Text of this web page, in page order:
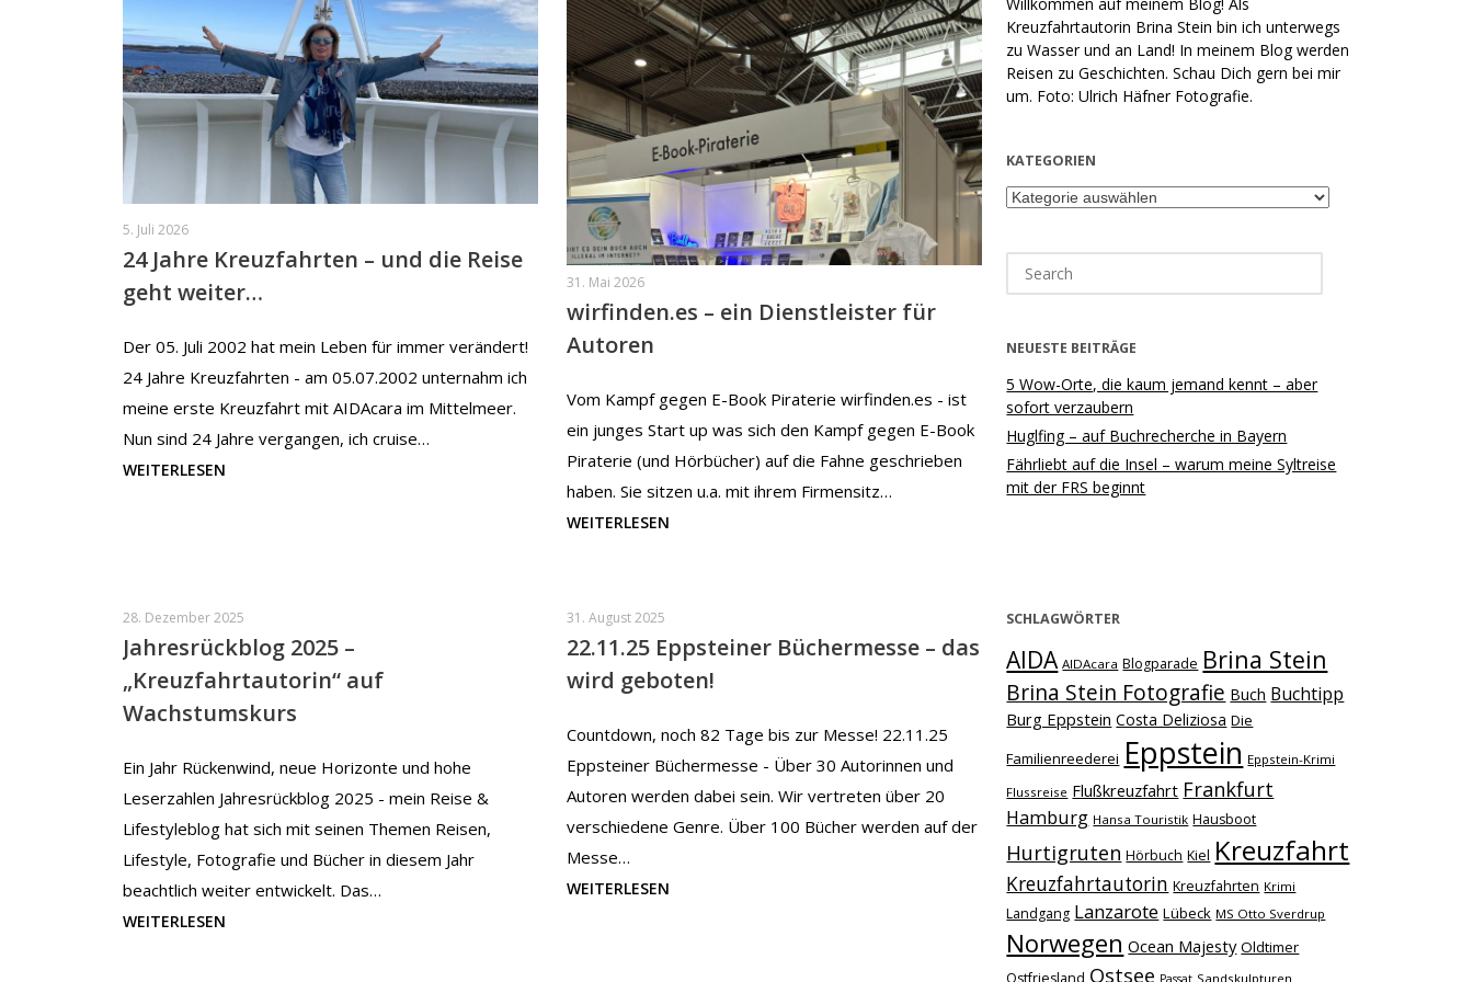
5. Juli 2026
24 Jahre Kreuzfahrten – und die Reise
geht weiter…
Der 05. Juli 2002 hat mein Leben für immer verändert!
24 Jahre Kreuzfahrten - am 05.07.2002 unternahm ich
meine erste Kreuzfahrt mit AIDAcara im Mittelmeer.
Nun sind 24 Jahre vergangen, ich cruise…
WEITERLESEN
31. Mai 2026
wirfinden.es – ein Dienstleister für
Autoren
Vom Kampf gegen E-Book Piraterie wirfinden.es - ist
ein junges Start up was sich den Kampf gegen E-Book
Piraterie (und Hörbücher) auf die Fahne geschrieben
haben. Sie sitzen u.a. mit ihrem Firmensitz…
WEITERLESEN
28. Dezember 2025
Jahresrückblog 2025 –
„Kreuzfahrtautorin“ auf
Wachstumskurs
Ein Jahr Rückenwind, neue Horizonte und hohe
Leserzahlen Jahresrückblog 2025 - mein Reise &
Lifestyleblog hat sich mit seinen Themen Reisen,
Lifestyle, Fotografie und Bücher in diesem Jahr
beachtlich weiter entwickelt. Das…
WEITERLESEN
31. August 2025
22.11.25 Eppsteiner Büchermesse – das
wird geboten!
Countdown, noch 82 Tage bis zur Messe! 22.11.25
Eppsteiner Büchermesse - Über 30 Autorinnen und
Autoren werden dabei sein. Wir vertreten über 20
verschiedene Genre. Über 100 Bücher werden auf der
Messe…
WEITERLESEN
Willkommen auf meinem Blog! Als
Kreuzfahrtautorin Brina Stein bin ich unterwegs
zu Wasser und an Land! In meinem Blog werden
Reisen zu Geschichten. Schau Dich gern bei mir
um. Foto: Ulrich Häfner Fotografie.
KATEGORIEN
Kategorien
for:
NEUESTE BEITRÄGE
5 Wow-Orte, die kaum jemand kennt – aber
sofort verzaubern
Huglfing – auf Buchrecherche in Bayern
Fährliebt auf die Insel – warum meine Syltreise
mit der FRS beginnt
SCHLAGWÖRTER
AIDA AIDAcara Blogparade Brina Stein
Brina Stein Fotografie Buch Buchtipp
Burg Eppstein Costa Deliziosa Die
Familienreederei Eppstein Eppstein-Krimi
Flussreise Flußkreuzfahrt Frankfurt
Hamburg Hansa Touristik Hausboot
Hurtigruten Hörbuch Kiel Kreuzfahrt
Kreuzfahrtautorin Kreuzfahrten Krimi
Landgang Lanzarote Lübeck MS Otto Sverdrup
Norwegen Ocean Majesty Oldtimer
Ostsee Passat Sandskulpturen